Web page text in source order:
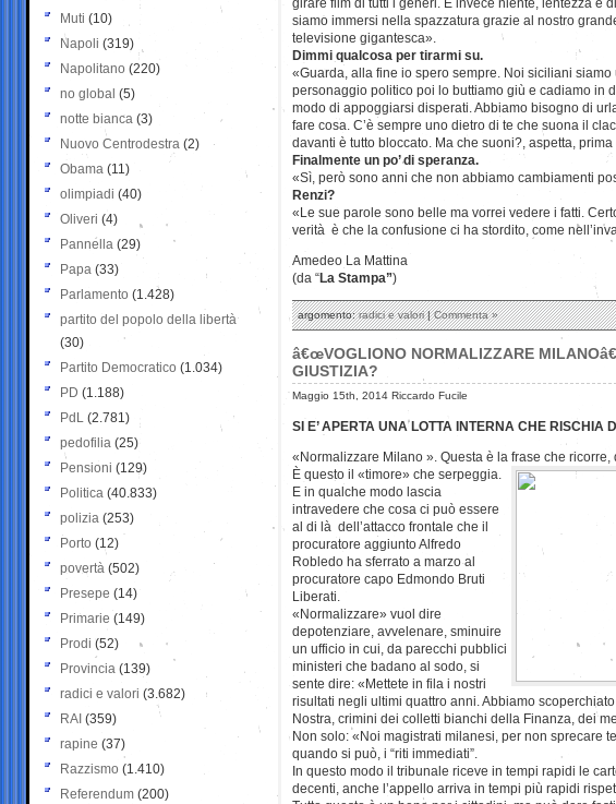
girare film di tutti i generi. E invece niente, lentezza e
siamo immersi nella spazzatura grazie al nostro
televisione gigantesca».
Dimmi qualcosa per tirarmi su.
«Guarda, alla fine io spero sempre. Noi siciliani
personaggio politico poi lo buttiamo giù e cadiamo in
modo di appoggiarsi disperati. Abbiamo bisogno di
fare cosa. C’è sempre uno dietro di te che suona il
davanti è tutto bloccato. Ma che suoni?, aspetta,
Finalmente un po’ di speranza.
«Sì, però sono anni che non abbiamo cambiamenti
Renzi?
«Le sue parole sono belle ma vorrei vedere i fatti.
verità è che la confusione ci ha stordito, come
Amedeo La Mattina
(da “La Stampa”)
argomento:radici e valori|Commenta »
â€œVOGLIONO NORMALIZZARE
GIUSTIZIA?
Maggio 15th, 2014 Riccardo Fucile
SI E’ APERTA UNA LOTTA INTERNA CHE RISCHIA
«Normalizzare Milano ». Questa è la frase che ricorre,
È questo il «timore» che serpeggia.
E in qualche modo lascia
intravedere che cosa ci può essere
al di là dell’attacco frontale che il
procuratore aggiunto Alfredo
Robledo ha sferrato a marzo al
procuratore capo Edmondo Bruti
Liberati.
«Normalizzare» vuol dire
depotenziare, avvelenare, sminuire
un ufficio in cui, da parecchi pubblici
ministeri che badano al sodo, si
sente dire: «Mettete in fila i nostri
risultati negli ultimi quattro anni. Abbiamo
Nostra, crimini dei colletti bianchi della Finanza, dei
Non solo: «Noi magistrati milanesi, per non sprecare
quando si può, i “riti immediati”.
In questo modo il tribunale riceve in tempi rapidi le
decenti, anche l’appello arriva in tempi più rapidi
Muti (10)
Napoli (319)
Napolitano (220)
no global (5)
notte bianca (3)
Nuovo Centrodestra (2)
Obama (11)
olimpiadi (40)
Oliveri (4)
Pannella (29)
Papa (33)
Parlamento (1.428)
partito del popolo della libertà
(30)
Partito Democratico (1.034)
PD (1.188)
PdL (2.781)
pedofilia (25)
Pensioni (129)
Politica (40.833)
polizia (253)
Porto (12)
povertà (502)
Presepe (14)
Primarie (149)
Prodi (52)
Provincia (139)
radici e valori (3.682)
RAI (359)
rapine (37)
Razzismo (1.410)
Referendum (200)